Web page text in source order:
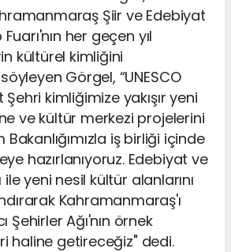
Şiir ve Edebiyat
her geçen yıl
kültürel kimliğini
Görgel, “UNESCO
kimliğimize yakışır yeni
ve kültür merkezi projelerini
iş birliği içinde
hazırlanıyoruz. Edebiyat ve
yeni nesil kültür alanlarını
Kahramanmaraş'ı
Şehirler Ağı'nın örnek
haline getireceğiz" dedi.